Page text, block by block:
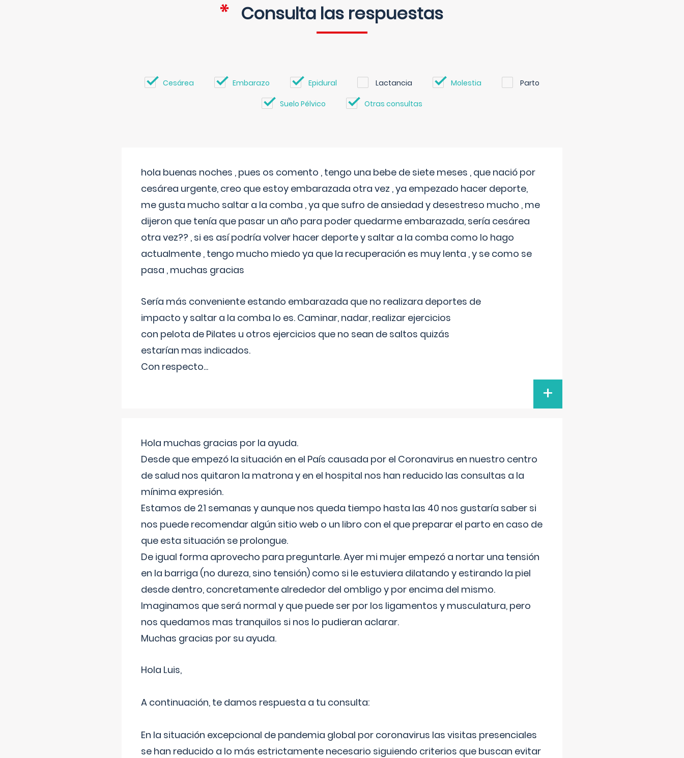
Consulta las respuestas
Cesárea Embarazo Epidural Lactancia Molestia Parto
Suelo Pélvico Otras consultas
hola buenas noches , pues os comento , tengo una bebe de siete meses , que nació por
cesárea urgente, creo que estoy embarazada otra vez , ya empezado hacer deporte,
me gusta mucho saltar a la comba , ya que sufro de ansiedad y desestreso mucho , me
dijeron que tenía que pasar un año para poder quedarme embarazada, sería cesárea
otra vez?? , si es así podría volver hacer deporte y saltar a la comba como lo hago
actualmente , tengo mucho miedo ya que la recuperación es muy lenta , y se como se
pasa , muchas gracias
Sería más conveniente estando embarazada que no realizara deportes de
impacto y saltar a la comba lo es. Caminar, nadar, realizar ejercicios
con pelota de Pilates u otros ejercicios que no sean de saltos quizás
estarían mas indicados.
Con respecto...
+
Hola muchas gracias por la ayuda.
Desde que empezó la situación en el País causada por el Coronavirus en nuestro centro
de salud nos quitaron la matrona y en el hospital nos han reducido las consultas a la
mínima expresión.
Estamos de 21 semanas y aunque nos queda tiempo hasta las 40 nos gustaría saber si
nos puede recomendar algún sitio web o un libro con el que preparar el parto en caso de
que esta situación se prolongue.
De igual forma aprovecho para preguntarle. Ayer mi mujer empezó a nortar una tensión
en la barriga (no dureza, sino tensión) como si le estuviera dilatando y estirando la piel
desde dentro, concretamente alrededor del ombligo y por encima del mismo.
Imaginamos que será normal y que puede ser por los ligamentos y musculatura, pero
nos quedamos mas tranquilos si nos lo pudieran aclarar.
Muchas gracias por su ayuda.
Hola Luis,
A continuación, te damos respuesta a tu consulta:
En la situación excepcional de pandemia global por coronavirus las visitas presenciales
se han reducido a lo más estrictamente necesario siguiendo criterios que buscan evitar